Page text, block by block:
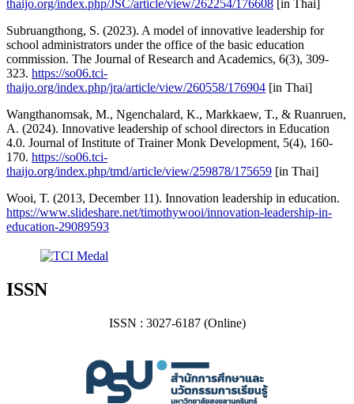
thaijo.org/index.php/JSC/article/view/262254/176608 [in Thai]
Subruangthong, S. (2023). A model of innovative leadership for
school administrators under the office of the basic education
commission. The Journal of Research and Academics, 6(3), 309-
323. https://so06.tci-
thaijo.org/index.php/jra/article/view/260558/176904 [in Thai]
Wangthanomsak, M., Ngenchalard, K., Markkaew, T., & Ruanruen,
A. (2024). Innovative leadership of school directors in Education
4.0. Journal of Institute of Trainer Monk Development, 5(4), 160-
170. https://so06.tci-
thaijo.org/index.php/tmd/article/view/259878/175659 [in Thai]
Wooi, T. (2013, December 11). Innovation leadership in education.
https://www.slideshare.net/timothywooi/innovation-leadership-in-
education-29089593
ISSN
ISSN : 3027-6187 (Online)